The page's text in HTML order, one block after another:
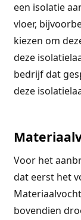
een isolatie
vloer,
kiezen om
deze
bedrijf dat
deze
Voor het
dat eerst het
bovendien